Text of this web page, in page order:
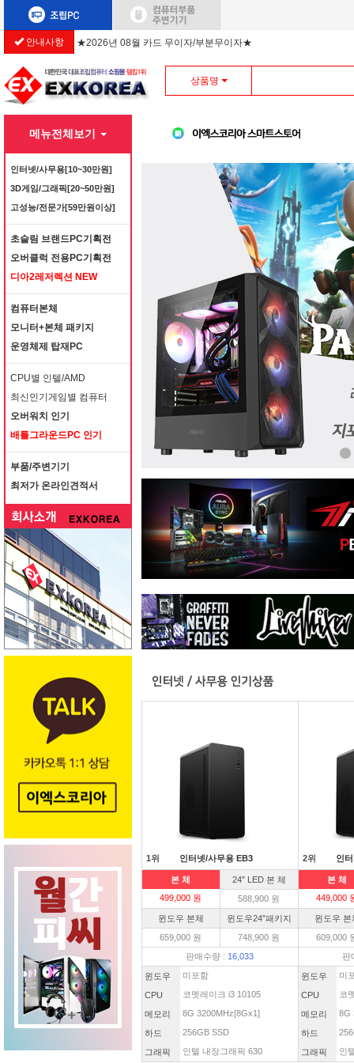
안내사항 ★2026년 08월 카드 무이자/부분무이자★
상품명
메뉴전체보기
인터넷/사무용[10~30만원]
3D게임/그래픽[20~50만원]
고성능/전문가[59만원이상]
초슬림 브랜드PC기획전
오버클럭 전용PC기획전
디아2레저렉션 NEW
컴퓨터본체
모니터+본체 패키지
운영체제 탑재PC
CPU별 인텔/AMD
최신인기게임별 컴퓨터
오버워치 인기
배틀그라운드PC 인기
부품/주변기기
최저가 온라인견적서
1위 인터넷/사무용 EB3
본 체
24″ LED 본 체
499,000 원
588,900 원
윈도우 본체
윈도우24″패키지
659,000 원
748,900 원
판매수량 : 16,033
윈도우 미포함
CPU 코멧레이크 i3 10105
메모리 8G 3200MHz[8Gx1]
하드 256GB SSD
그래픽 인텔 내장그래픽 630
2위 인
본 체
449,000
윈도우 본
609,000
판
윈도우 미
CPU 코
메모리 8G
하드
그래픽 인